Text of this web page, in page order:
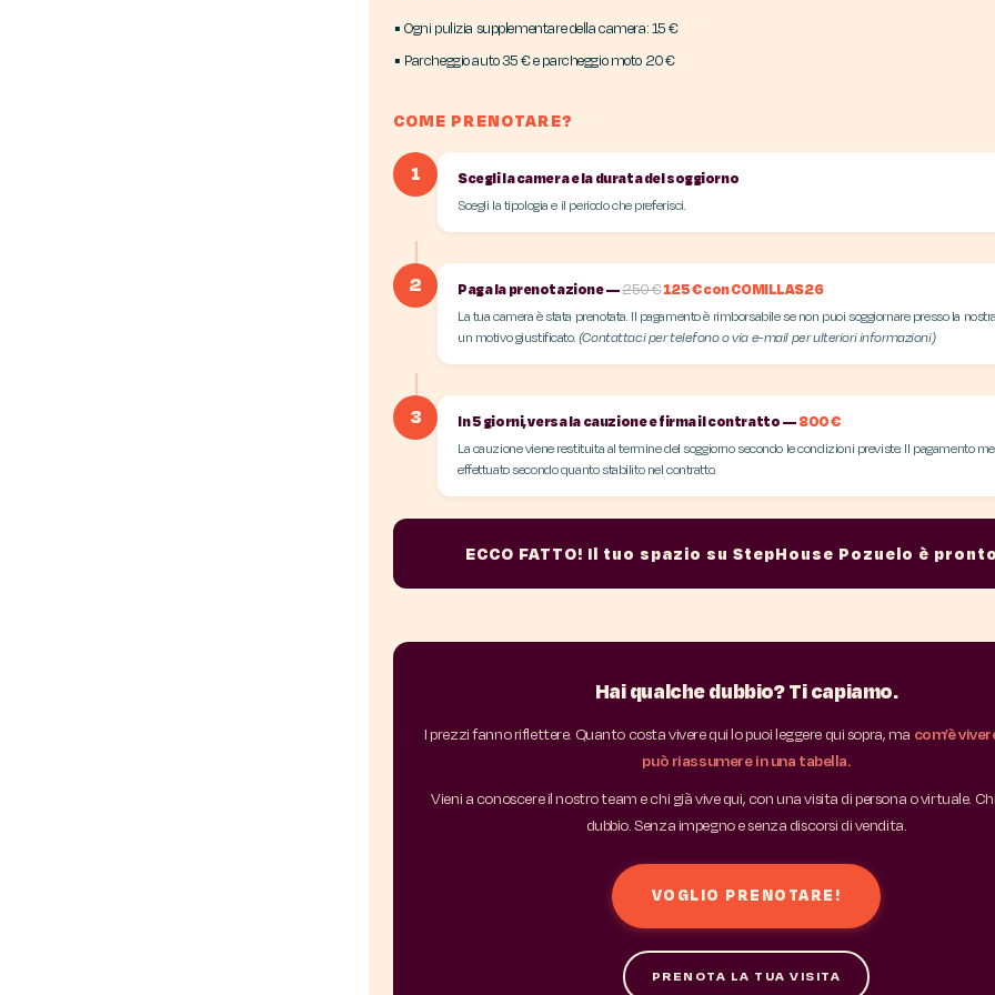
▪ Ogni pulizia supplementare della camera: 15 €
▪ Parcheggio auto 35 € e parcheggio moto 20 €
COME PRENOTARE?
1
Scegli la camera e la durata del soggiorno
Scegli la tipologia e il periodo che preferisci.
2 Paga la prenotazione —250 €125 € con COMILLAS26
La tua camera è stata prenotata. Il pagamento è rimborsabile se non puoi soggiornare presso la
un motivo giustificato.(Contattaci per telefono o via e-mail per ulteriori informazioni)
3 In 5 giorni, versa la cauzione e firma il contratto —800 €
La cauzione viene restituita al termine del soggiorno secondo le condizioni previste. Il pagamento
effettuato secondo quanto stabilito nel contratto.
ECCO FATTO! Il tuo spazio su StepHouse Pozuelo è
Hai qualche dubbio? Ti capiamo.
I prezzi fanno riflettere. Quanto costa vivere qui lo puoi leggere qui sopra, ma com’è
può riassumere in una tabella.
Vieni a conoscere il nostro team e chi già vive qui, con una visita di persona o virtuale.
dubbio. Senza impegno e senza discorsi di vendita.
VOGLIO PRENOTARE!
PRENOTA LA TUA VISITA